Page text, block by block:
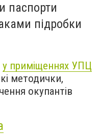
паспорти
підробки
у приміщеннях УПЦ
методички,
окупантів